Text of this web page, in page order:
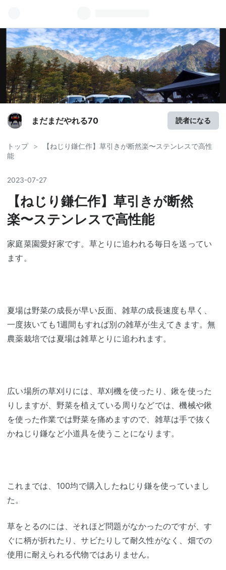
まだまだやれる70 読者になる
トップ >
【ねじり鎌仁作】草引きが断然楽〜ステンレスで高性
能
2023-07-27
【ねじり鎌仁作】草引きが断然
楽〜ステンレスで高性能
家庭菜園愛好家です。草とりに追われる毎日を送ってい
ます。
夏場は野菜の成長が早い反面、雑草の成長速度も早く、
一度抜いても1週間もすれば別の雑草が生えてきます。無
農薬栽培では夏場は雑草とりに追われます。
広い場所の草刈りには、草刈機を使ったり、鍬を使った
りしますが、野菜を植えている周りなどでは、機械や鍬
を使った作業では野菜を痛めますので、雑草は手で抜く
かねじり鎌など小道具を使うことになります。
これまでは、100均で購入したねじり鎌を使っていまし
た。
草をとるのには、それほど問題がなかったのですが、す
ぐに柄が折れたり、サビたりして耐久性がなく、畑での
使用に耐えられる代物ではありません。